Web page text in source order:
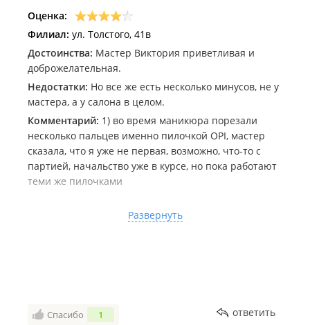
Оценка:
Филиал: ул. Толстого, 41в
Достоинства: Мастер Виктория приветливая и
доброжелательная.
Недостатки: Но все же есть несколько минусов, не у
мастера, а у салона в целом.
Комментарий: 1) во время маникюра порезали
несколько пальцев именно пилочкой OPI, мастер
сказала, что я уже не первая, возможно, что-то с
партией, начальство уже в курсе, но пока работают
теми же пилочками
2) Покрытие скололось на 4ый день (сегодня неделя
от процедуры), при этом я даже ни разу не мыла
4) Нет ясности, как хранится и дезинфицируется
Развернуть
Спасибо 1 ответить